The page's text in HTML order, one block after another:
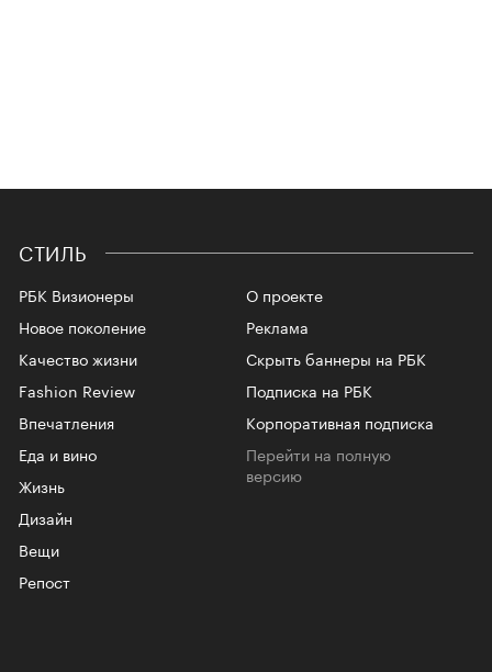
СТИЛЬ
РБК Визионеры
Новое поколение
Качество жизни
Fashion Review
Впечатления
Еда и вино
Жизнь
Дизайн
Вещи
Репост
О проекте
Реклама
Скрыть баннеры на РБК
Подписка на РБК
Корпоративная подписка
Перейти на полную
версию